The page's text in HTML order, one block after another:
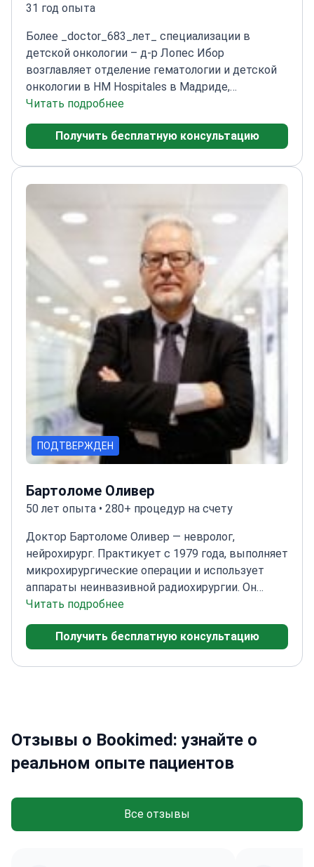
31 год опыта
Более _doctor_683_лет_ специализации в
детской онкологии – д-р Лопес Ибор
возглавляет отделение гематологии и детской
онкологии в HM Hospitales в Мадриде,
специализируясь на тяжелых формах детского
рака. Специализируется на нейробластоме и
гематологических заболеваниях у детейПрошла
Мэрилендский университетВозглавляет два
фонда по улучшению качества лечения
детей
член Международного общества детской
Читать подробнее
Получить бесплатную консультацию
ПОДТВЕРЖДЕН
Бартоломе Оливер
50 лет опыта • 280+ процедур на счету
Доктор Бартоломе Оливер — невролог,
нейрохирург. Практикует с 1979 года, выполняет
микрохирургические операции и использует
аппараты неинвазивной радиохирургии. Он
проводит онлайн-консультации и является
членом различных международных
медицинских сообществ. Является автором 150
медицинских конференциях.
Читать подробнее
Получить бесплатную консультацию
Отзывы о Bookimed: узнайте о
реальном опыте пациентов
Все отзывы